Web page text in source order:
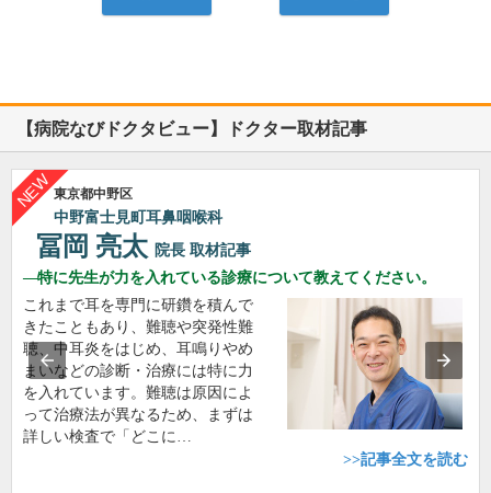
【病院なびドクタビュー】ドクター取材記事
東京都中野区
中野富士見町耳鼻咽喉科
冨岡 亮太 院長 取材記事
特に先生が力を入れている診療について教えてください。
これまで耳を専門に研鑽を積んで
きたこともあり、難聴や突発性難
聴、中耳炎をはじめ、耳鳴りやめ
まいなどの診断・治療には特に力
を入れています。難聴は原因によ
って治療法が異なるため、まずは
詳しい検査で「どこに…
>>記事全文を読む